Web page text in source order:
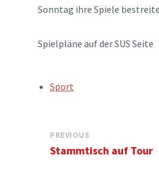
Sonntag ihre Spiele
Spielpläne auf der SUS Seite
TAGS:Sport
PREVIOUS
Stammtisch auf Tour